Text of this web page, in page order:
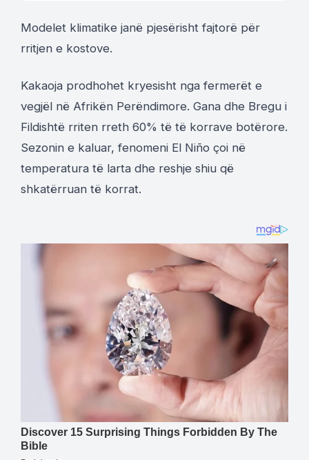
Modelet klimatike janë pjesërisht fajtorë për
rritjen e kostove.
Kakaoja prodhohet kryesisht nga fermerët e
vegjël në Afrikën Perëndimore. Gana dhe Bregu i
Fildishtë rriten rreth 60% të të korrave botërore.
Sezonin e kaluar, fenomeni El Niño çoi në
temperatura të larta dhe reshje shiu që
shkatërruan të korrat.